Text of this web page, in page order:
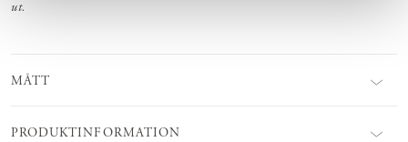
ut.
MÅTT
PRODUKTINFORMATION